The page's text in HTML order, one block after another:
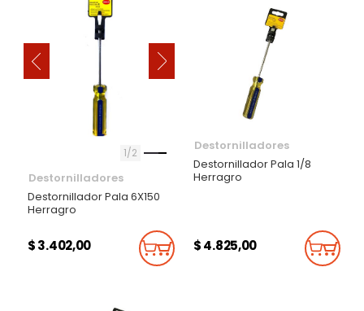
‹ ›
1 2
Destornilladores
Destornillador Pala 6X150
Herragro
$ 3.402,00 Añadir Al Carrito
Destornilladores
Destornillador Pala 1/8
Herragro
$ 4.825,00